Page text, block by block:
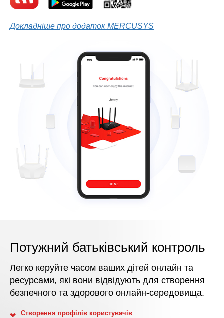
Докладніше про додаток MERCUSYS
Потужний батьківський контроль
Легко керуйте часом ваших дітей онлайн та
ресурсами, які вони відвідують для створення
безпечного та здорового онлайн-середовища.
Створення профілів користувачів